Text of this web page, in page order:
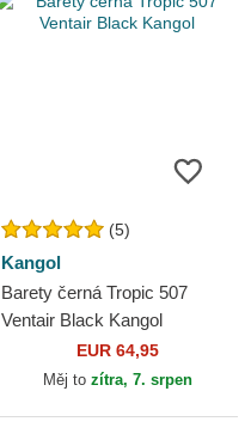
(5)
Kangol
Barety černá Tropic 507
Ventair Black Kangol
EUR 64,95
Měj to zítra, 7. srpen